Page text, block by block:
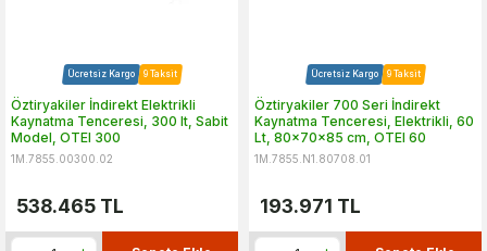
Ücretsiz Kargo 9 Taksit
Öztiryakiler İndirekt Elektrikli
Kaynatma Tenceresi, 300 lt, Sabit
Model, OTEI 300
1M.7855.00300.02
538.465 TL
Ücretsiz Kargo 9 Taksit
Öztiryakiler 700 Seri İndirekt
Kaynatma Tenceresi, Elektrikli, 60
Lt, 80x70x85 cm, OTEI 60
1M.7855.N1.80708.01
193.971 TL